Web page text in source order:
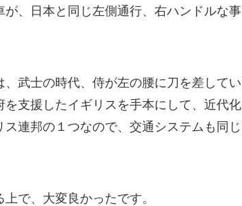
、日本と同じ左側通行、右ハンドルな事
武士の時代、侍が左の腰に刀を差してい
支援したイギリスを手本にして、近代化
連邦の１つなので、交通システムも同じ
で、大変良かったです。